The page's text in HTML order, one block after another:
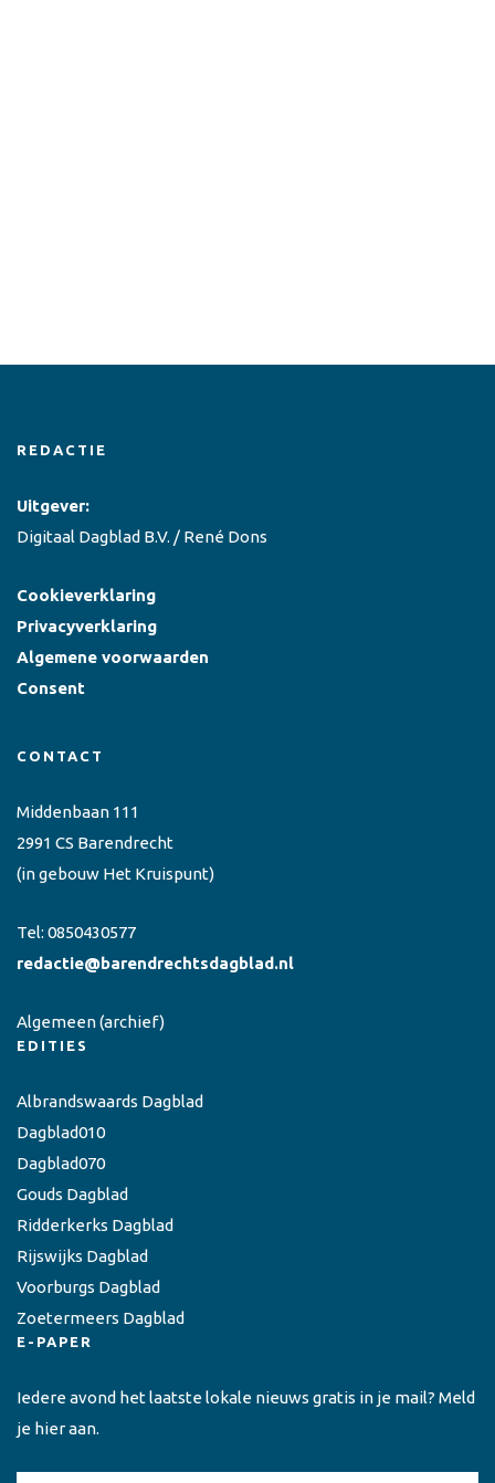
REDACTIE
Uitgever:
Digitaal Dagblad B.V. / René Dons
Cookieverklaring
Privacyverklaring
Algemene voorwaarden
Consent
CONTACT
Middenbaan 111
2991 CS Barendrecht
(in gebouw Het Kruispunt)
Tel: 0850430577
redactie@barendrechtsdagblad.nl
Algemeen(archief)
EDITIES
Albrandswaards Dagblad
Dagblad010
Dagblad070
Gouds Dagblad
Ridderkerks Dagblad
Rijswijks Dagblad
Voorburgs Dagblad
Zoetermeers Dagblad
E-PAPER
Iedere avond het laatste lokale nieuws gratis in je mail? Meld
je hier aan.